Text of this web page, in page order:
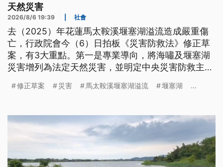
天然災害
2026/8/6 19:39 社會
去（2025）年花蓮馬太鞍溪堰塞湖溢流造成嚴重傷
亡，行政院會今（6）日拍板《災害防救法》修正草
案，有3大重點。第一是專業導向，將海嘯及堰塞湖
災害增列為法定天然災害，並明定中央災害防救主管
務機關應設置「災防長」。專職防災部分，將改由行
辦則要設置專職人力。
修正草案 災害 馬太鞍溪堰塞湖溢流 堰塞湖 ...